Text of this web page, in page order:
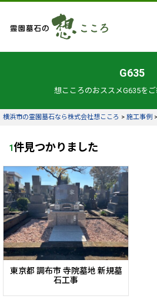
G635
想こころのおススメG635を
横浜市の霊園墓石なら株式会社想こころ > 施工事例 >
1件見つかりました
東京都 調布市 寺院墓地 新規墓
石工事